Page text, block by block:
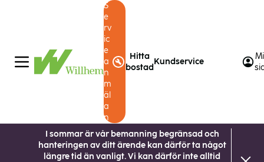
S
e
rv
ic
e
a
n
m
äl
a
n
Hitta
bostad
Kundservice
I sommar är vår bemanning begränsad och
hanteringen av ditt ärende kan därför ta något
längre tid än vanligt. Vi kan därför inte alltid